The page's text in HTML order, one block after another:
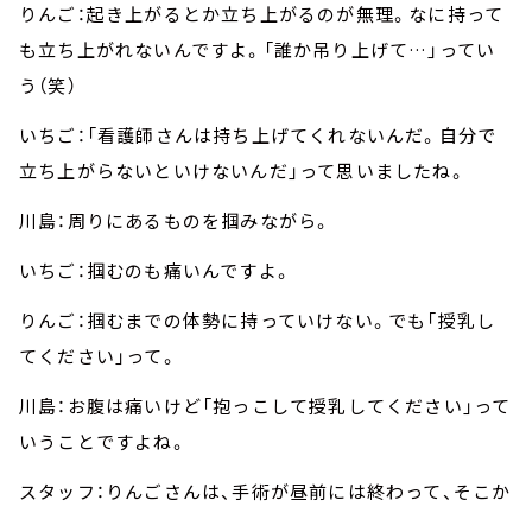
りんご：起き上がるとか立ち上がるのが無理。なに持って
も立ち上がれないんですよ。「誰か吊り上げて…」ってい
う（笑）
いちご：「看護師さんは持ち上げてくれないんだ。自分で
立ち上がらないといけないんだ」って思いましたね。
川島：周りにあるものを掴みながら。
いちご：掴むのも痛いんですよ。
りんご：掴むまでの体勢に持っていけない。でも「授乳し
てください」って。
川島：お腹は痛いけど「抱っこして授乳してください」って
いうことですよね。
スタッフ：りんごさんは、手術が昼前には終わって、そこか